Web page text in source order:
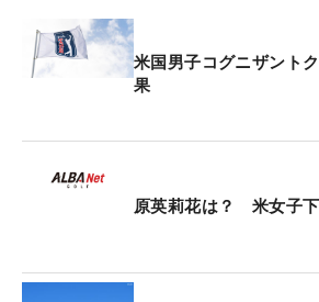
米国男子コグニザント
果
原英莉花は？ 米女子